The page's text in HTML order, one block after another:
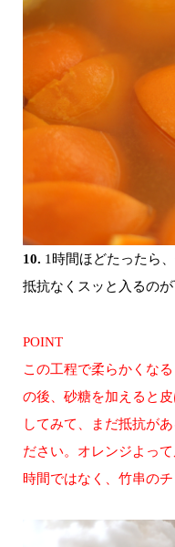
10. 1時間ほどたったら
抵抗なくスッと入るのが
POINT
この工程で柔らかくな
の後、砂糖を加えると
してみて、まだ抵抗が
ださい。オレンジよっ
時間ではなく、竹串の